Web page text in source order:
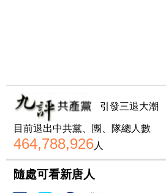
引發三退大潮
目前退出中共黨、團、隊總人數
464,788,926人
隨處可看新唐人